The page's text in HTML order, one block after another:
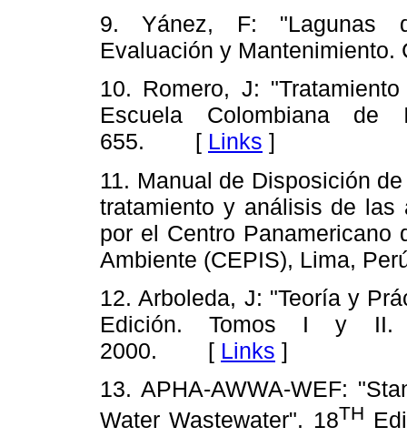
9. Yánez, F: "Lagunas
Evaluación y
10. Romero, J:
Escuela Colombiana de
655. [ Links ]
11. Manual de Disposición
tratamiento y análisis de las
por el Centro Panamericano
Ambiente (CEPIS), Lima,
12. Arboleda, J: "Teoría y
Edición. Tomos I y II.
2000. [ Links ]
13. APHA-AWWA-WEF:
Water Wastewater". 18TH